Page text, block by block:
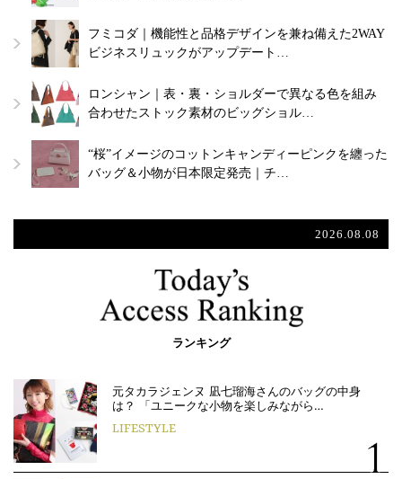
フミコダ｜機能性と品格デザインを兼ね備えた2WAY
ビジネスリュックがアップデート…
ロンシャン｜表・裏・ショルダーで異なる色を組み
合わせたストック素材のビッグショル…
“桜”イメージのコットンキャンディーピンクを纏った
バッグ＆小物が日本限定発売｜チ…
2026.08.08
ランキング
元タカラジェンヌ 凪七瑠海さんのバッグの中身
は？ 「ユニークな小物を楽しみながら…
LIFESTYLE